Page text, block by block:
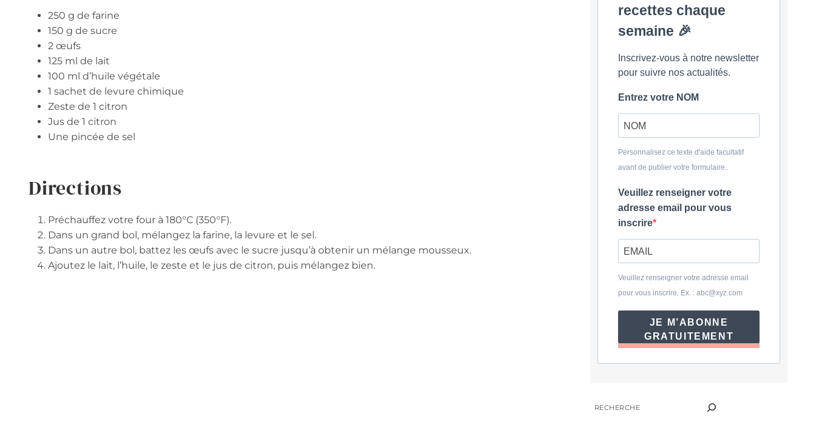
250 g de farine
150 g de sucre
2 œufs
125 ml de lait
100 ml d’huile végétale
1 sachet de levure chimique
Zeste de 1 citron
Jus de 1 citron
Une pincée de sel
Directions
Préchauffez votre four à 180°C (350°F).
Dans un grand bol, mélangez la farine, la levure et le sel.
Dans un autre bol, battez les œufs avec le sucre jusqu’à obtenir un mélange mousseux.
Ajoutez le lait, l’huile, le zeste et le jus de citron, puis mélangez bien.
recettes chaque
semaine 🎉
Inscrivez-vous à notre newsletter
pour suivre nos actualités.
Entrez votre NOM
Personnalisez ce texte d'aide facultatif
avant de publier votre formulaire..
Veuillez renseigner votre
adresse email pour vous
inscrire
Veuillez renseigner votre adresse email
pour vous inscrire. Ex. : abc@xyz.com
JE M’ABONNE
GRATUITEMENT
RECHERCHER